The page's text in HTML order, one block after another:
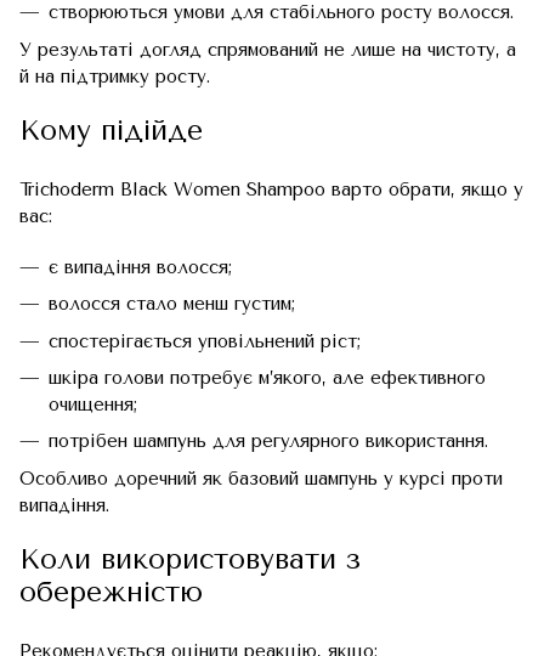
створюються умови для стабільного росту волосся.
У результаті догляд спрямований не лише на чистоту, а
й на підтримку росту.
Кому підійде
Trichoderm Black Women Shampoo варто обрати, якщо у
вас:
є випадіння волосся;
волосся стало менш густим;
спостерігається уповільнений ріст;
шкіра голови потребує м’якого, але ефективного
очищення;
потрібен шампунь для регулярного використання.
Особливо доречний як базовий шампунь у курсі проти
випадіння.
Коли використовувати з
обережністю
Рекомендується оцінити реакцію, якщо: